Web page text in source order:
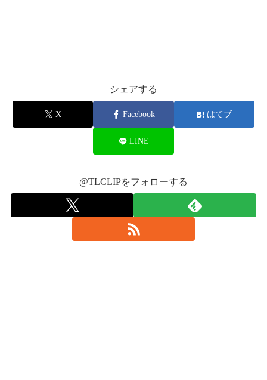
シェアする
X Facebook はてブ
LINE
@TLCLIPをフォローする